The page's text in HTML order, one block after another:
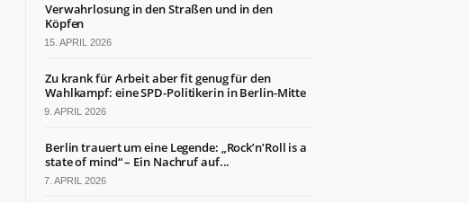
Verwahrlosung in den Straßen und in den
Köpfen
15. APRIL 2026
Zu krank für Arbeit aber fit genug für den
Wahlkampf: eine SPD-Politikerin in Berlin-Mitte
9. APRIL 2026
Berlin trauert um eine Legende: „Rock’n’Roll is a
state of mind“ – Ein Nachruf auf...
7. APRIL 2026